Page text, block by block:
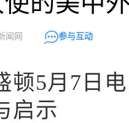
闻网 参与互动
顿5月7日
启示